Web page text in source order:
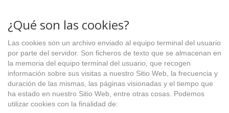
¿Qué son las cookies?
Las cookies son un archivo enviado al equipo terminal del usuario
por parte del servidor. Son ficheros de texto que se almacenan en
la memoria del equipo terminal del usuario, que recogen
información sobre sus visitas a nuestro Sitio Web, la frecuencia y
duración de las mismas, las páginas visionadas y el tiempo que
ha estado en nuestro Sitio Web, entre otras cosas. Podemos
utilizar cookies con la finalidad de: